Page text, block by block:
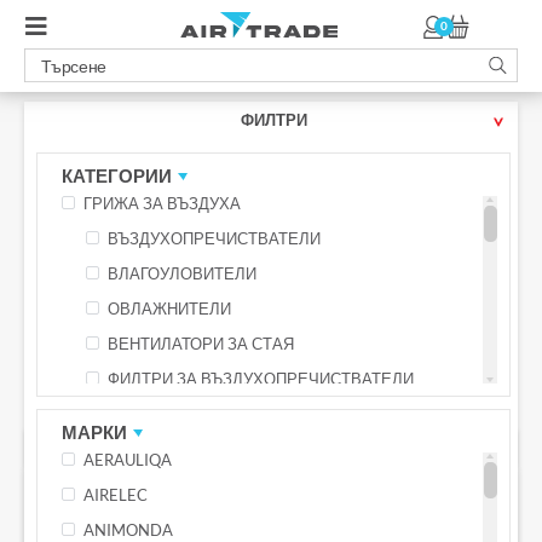
0
ФИЛТРИ
КАТЕГОРИИ
ГРИЖА ЗА ВЪЗДУХА
ВЪЗДУХОПРЕЧИСТВАТЕЛИ
ВЛАГОУЛОВИТЕЛИ
ОВЛАЖНИТЕЛИ
ВЕНТИЛАТОРИ ЗА СТАЯ
ФИЛТРИ ЗА ВЪЗДУХОПРЕЧИСТВАТЕЛИ
КУХНЕНСКО ОБОРУДВАНЕ
МАРКИ
AERAULIQA
AIRELEC
ANIMONDA